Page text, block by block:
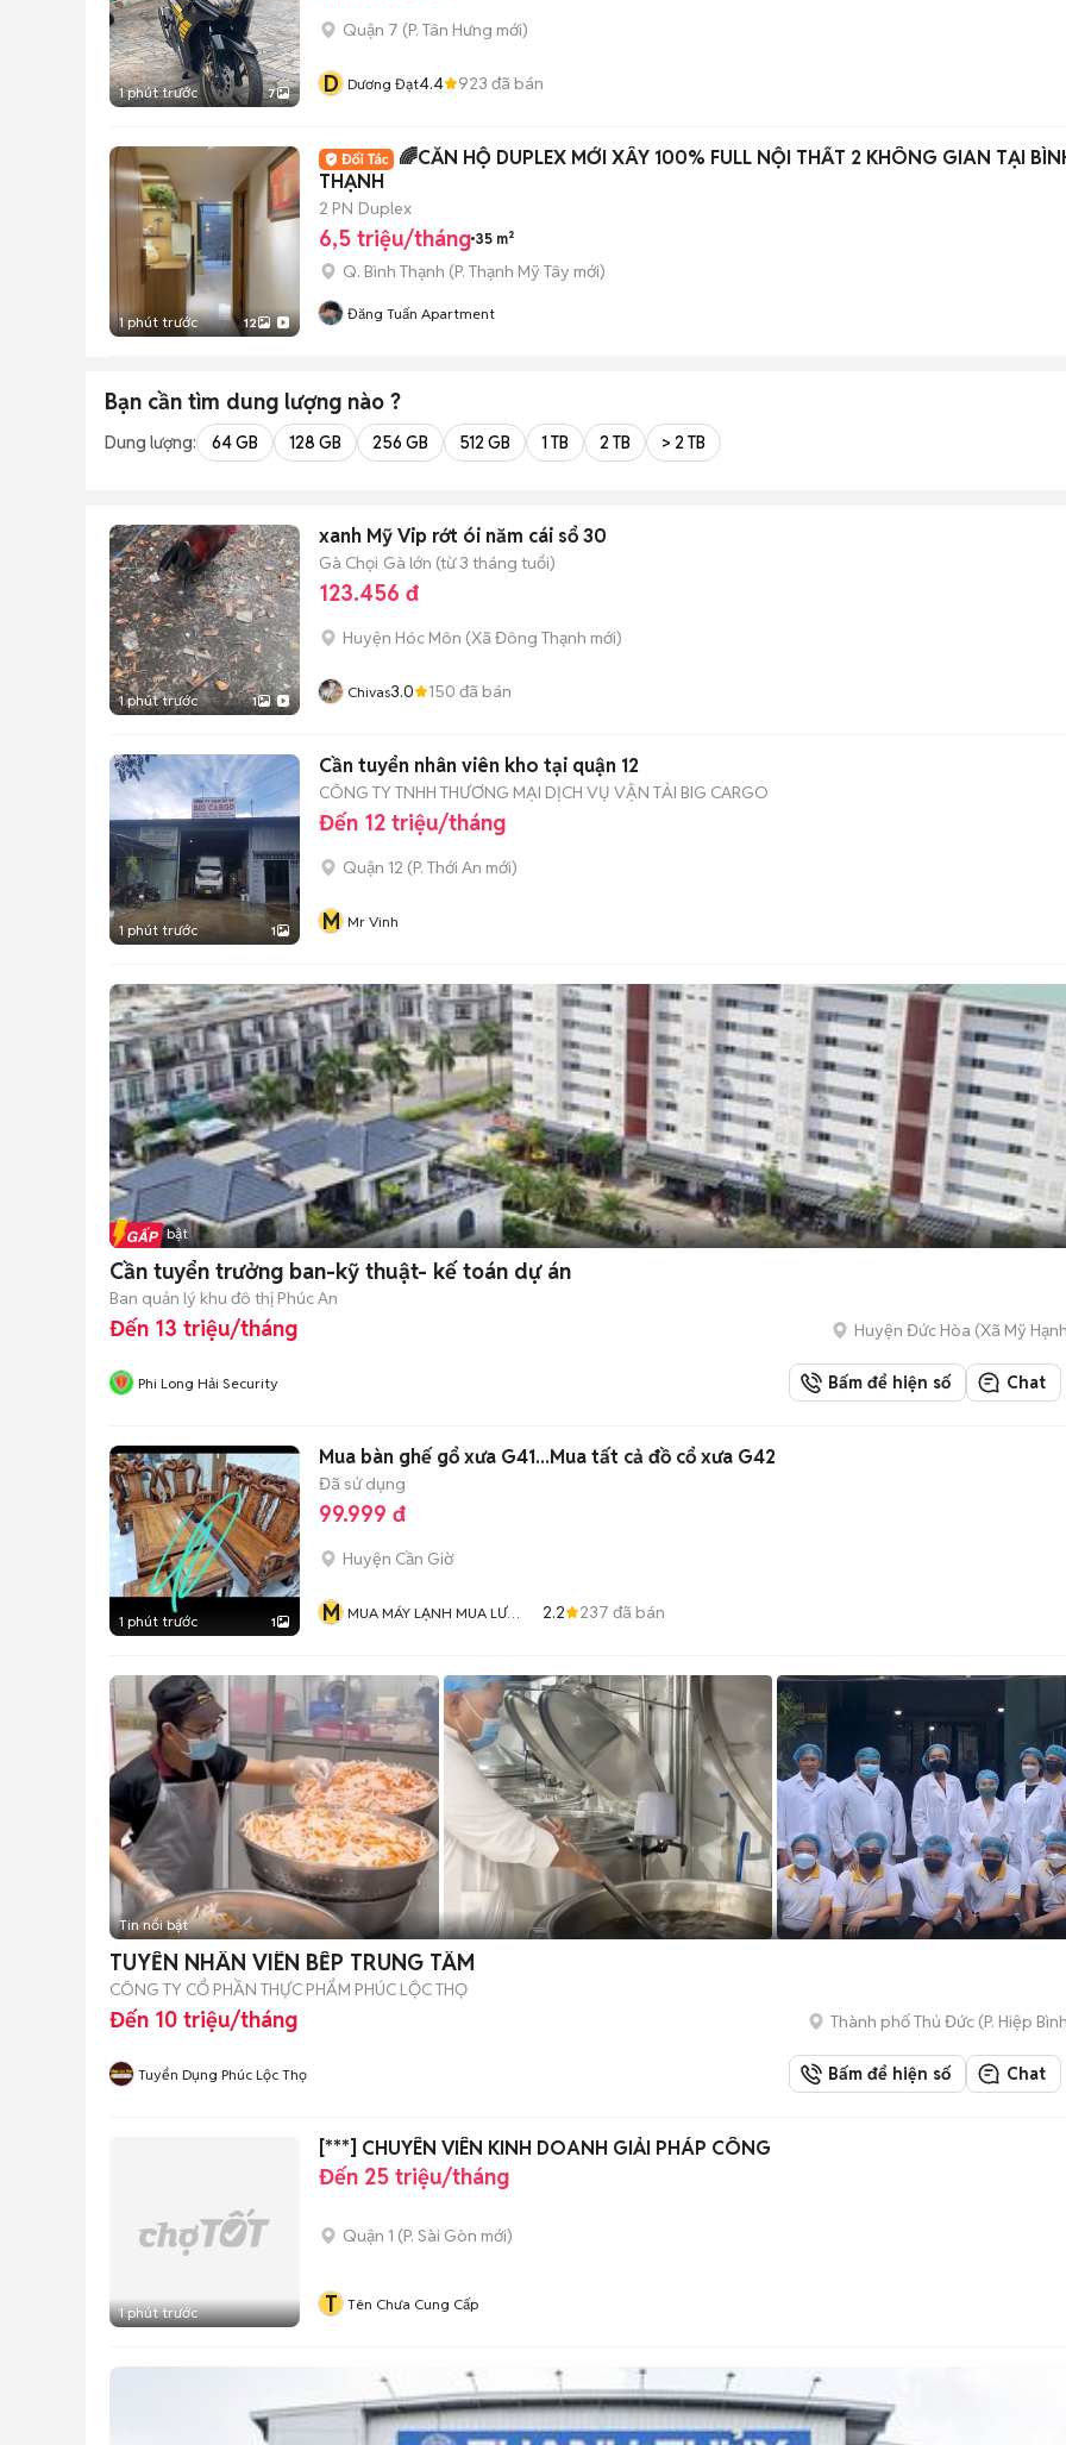
1 phút trước 7
Quận 7 (P. Tân Hưng mới)
D Dương Đạt4.4 923 đã bán
1 phút trước 12
🌈CĂN HỘ DUPLEX MỚI XÂY 100% FULL NỘI THẤT 2 KHÔNG GIAN TẠI
THẠNH
2 PN Duplex
6,5 triệu/tháng 35 m²
Q. Bình Thạnh (P. Thạnh Mỹ Tây mới)
Đăng Tuấn Apartment
Bạn cần tìm dung lượng nào ?
Dung lượng: 64 GB 128 GB 256 GB 512 GB 1 TB 2 TB > 2 TB
1 phút trước 1
xanh Mỹ Vip rớt ói năm cái sổ 30
Gà Chọi Gà lớn (từ 3 tháng tuổi)
123.456 đ
Huyện Hóc Môn (Xã Đông Thạnh mới)
Chivas3.0 150 đã bán
1 phút trước 1
Cần tuyển nhân viên kho tại quận 12
CÔNG TY TNHH THƯƠNG MẠI DỊCH VỤ VẬN TẢI BIG CARGO
Đến 12 triệu/tháng
Quận 12 (P. Thới An mới)
M Mr Vinh
Tin nổi bật
Cần tuyển trưởng ban-kỹ thuật- kế toán dự án
Ban quản lý khu đô thị Phúc An
Đến 13 triệu/tháng Huyện Đức Hòa (Xã Mỹ
Phi Long Hải Security Bấm để hiện số Chat
1 phút trước 1
Mua bàn ghế gổ xưa G41...Mua tất cả đồ cổ xưa G42
Đã sử dụng
99.999 đ
Huyện Cần Giờ
M MUA MÁY LẠNH MUA LƯ
2.2 237 đã bán
Tin nổi bật
TUYỂN NHÂN VIÊN BẾP TRUNG TÂM
CÔNG TY CỔ PHẦN THỰC PHẨM PHÚC LỘC THỌ
Đến 10 triệu/tháng Thành phố Thủ Đức (P. Hiệp
Tuyển Dụng Phúc Lộc Thọ Bấm để hiện số Chat
1 phút trước
[***] CHUYÊN VIÊN KINH DOANH GIẢI PHÁP CÔNG
Đến 25 triệu/tháng
Quận 1 (P. Sài Gòn mới)
T Tên Chưa Cung Cấp